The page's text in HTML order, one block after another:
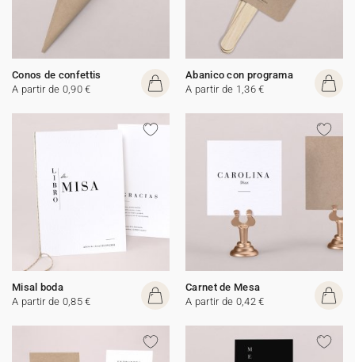
Conos de confettis
A partir de 0,90 €
Abanico con programa
A partir de 1,36 €
Misal boda
A partir de 0,85 €
Carnet de Mesa
A partir de 0,42 €